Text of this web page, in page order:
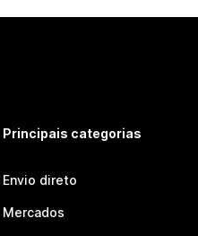
Principais categorias
Envio direto
Mercados